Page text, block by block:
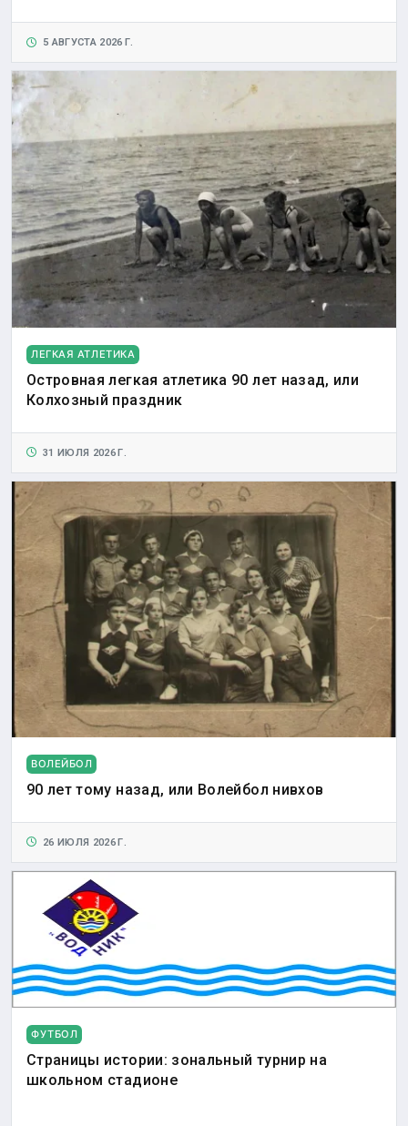
5 АВГУСТА 2026 Г.
ЛЕГКАЯ АТЛЕТИКА
Островная легкая атлетика 90 лет назад, или
Колхозный праздник
31 ИЮЛЯ 2026 Г.
ВОЛЕЙБОЛ
90 лет тому назад, или Волейбол нивхов
26 ИЮЛЯ 2026 Г.
ФУТБОЛ
Страницы истории: зональный турнир на
школьном стадионе